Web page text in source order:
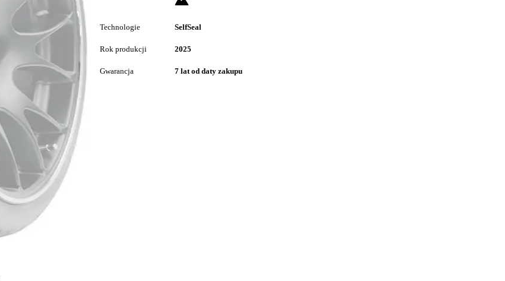
Technologie SelfSeal
Rok produkcji 2025
Gwarancja 7 lat od daty zakupu